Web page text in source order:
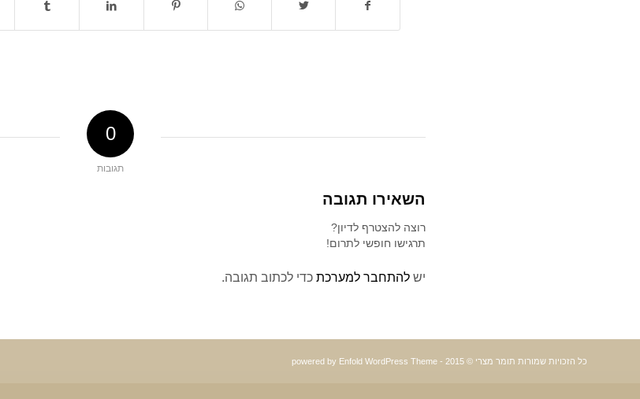
0
תגובות
השאירו תגובה
רוצה להצטרף לדיון?
תרגישו חופשי לתרום!
יש להתחבר למערכת כדי לכתוב תגובה.
כל הזכויות שמורות תומר מצרי © 2015 - powered by Enfold WordPress Theme